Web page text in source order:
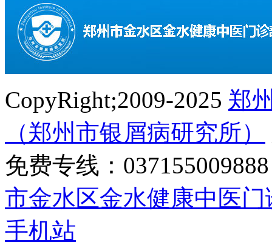
CopyRight;2009-2025 郑
（郑州市银屑病研究所）
免费专线：
市金水区金水健康中医
手机站